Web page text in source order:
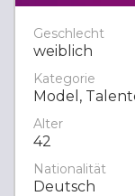
Geschlecht
weiblich
Kategorie
Model,
Alter
42
Nationalität
Deutsch